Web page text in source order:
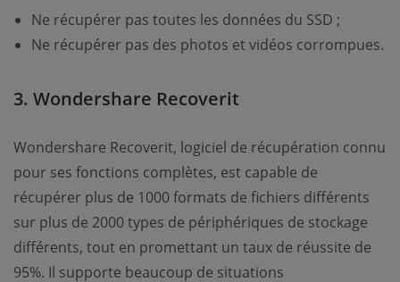
Ne récupérer pas toutes les données du SSD ;
Ne récupérer pas des photos et vidéos corrompues.
3. Wondershare Recoverit
Wondershare Recoverit, logiciel de récupération connu
pour ses fonctions complètes, est capable de
récupérer plus de 1000 formats de fichiers différents
sur plus de 2000 types de périphériques de stockage
différents, tout en promettant un taux de réussite de
95%. Il supporte beaucoup de situations